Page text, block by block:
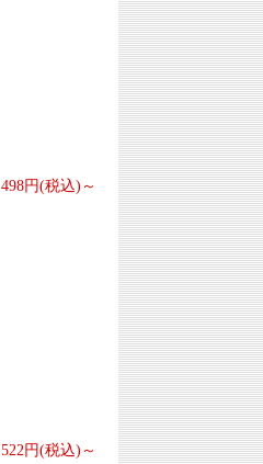
498円(税込)～
522円(税込)～